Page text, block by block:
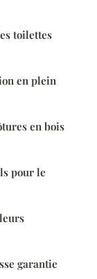
toilettes
en plein
en bois
pour le
garantie